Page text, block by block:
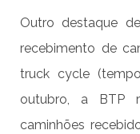
Outro destaque
recebimento de
truck cycle
outubro, a BTP
caminhões